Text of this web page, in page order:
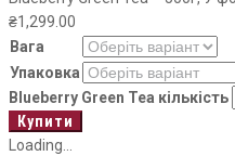
₴1,299.00
Вага
Упаковка
Blueberry Green Tea кількість
Купити
Loading...